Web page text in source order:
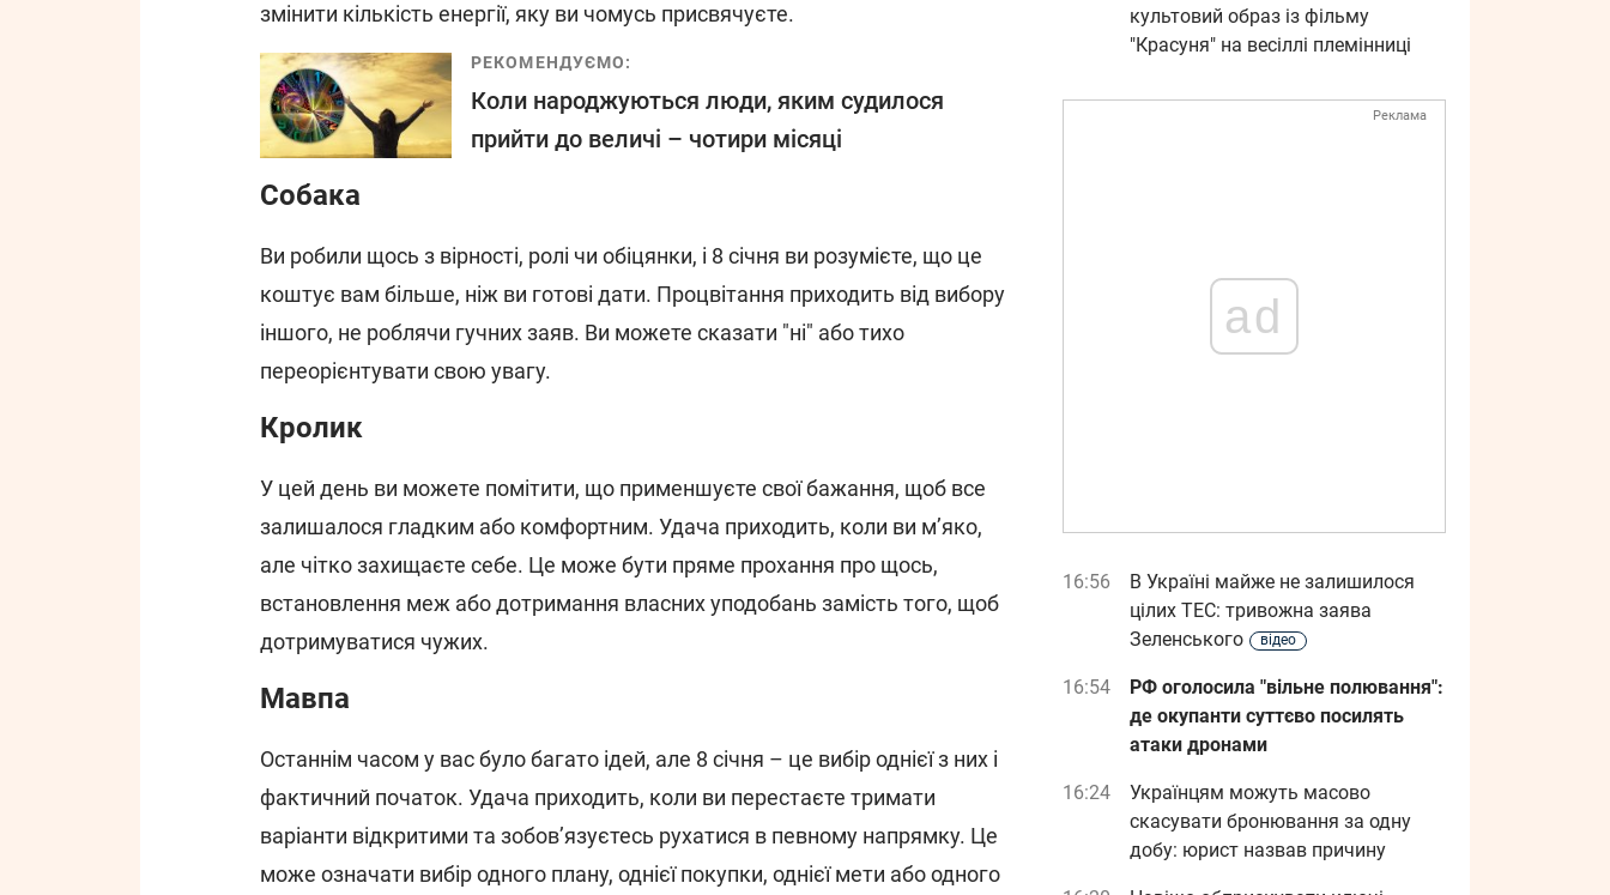
змінити кількість енергії, яку ви чомусь присвячуєте.
РЕКОМЕНДУЄМО:
Коли народжуються люди, яким судилося
прийти до величі – чотири місяці
Собака
Ви робили щось з вірності, ролі чи обіцянки, і 8 січня ви розумієте, що це
коштує вам більше, ніж ви готові дати. Процвітання приходить від вибору
іншого, не роблячи гучних заяв. Ви можете сказати "ні" або тихо
переорієнтувати свою увагу.
Кролик
У цей день ви можете помітити, що применшуєте свої бажання, щоб все
залишалося гладким або комфортним. Удача приходить, коли ви м’яко,
але чітко захищаєте себе. Це може бути пряме прохання про щось,
встановлення меж або дотримання власних уподобань замість того, щоб
дотримуватися чужих.
Мавпа
Останнім часом у вас було багато ідей, але 8 січня – це вибір однієї з них і
фактичний початок. Удача приходить, коли ви перестаєте тримати
варіанти відкритими та зобов’язуєтесь рухатися в певному напрямку. Це
може означати вибір одного плану, однієї покупки, однієї мети або одного
культовий образ із фільму
"Красуня" на весіллі племінниці
Реклама
ad
16:56
В Україні майже не залишилося
цілих ТЕС: тривожна заява
Зеленського
відео
16:54
РФ оголосила "вільне полювання":
де окупанти суттєво посилять
атаки дронами
16:24
Українцям можуть масово
скасувати бронювання за одну
добу: юрист назвав причину